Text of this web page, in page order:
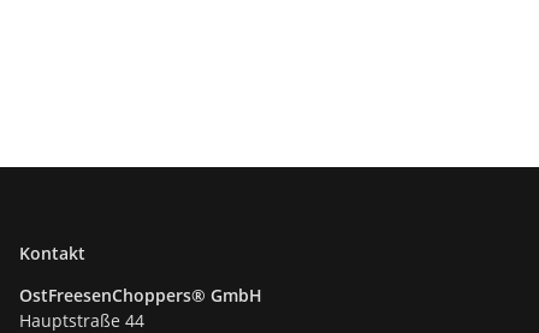
Kontakt
OstFreesenChoppers® GmbH
Hauptstraße 44